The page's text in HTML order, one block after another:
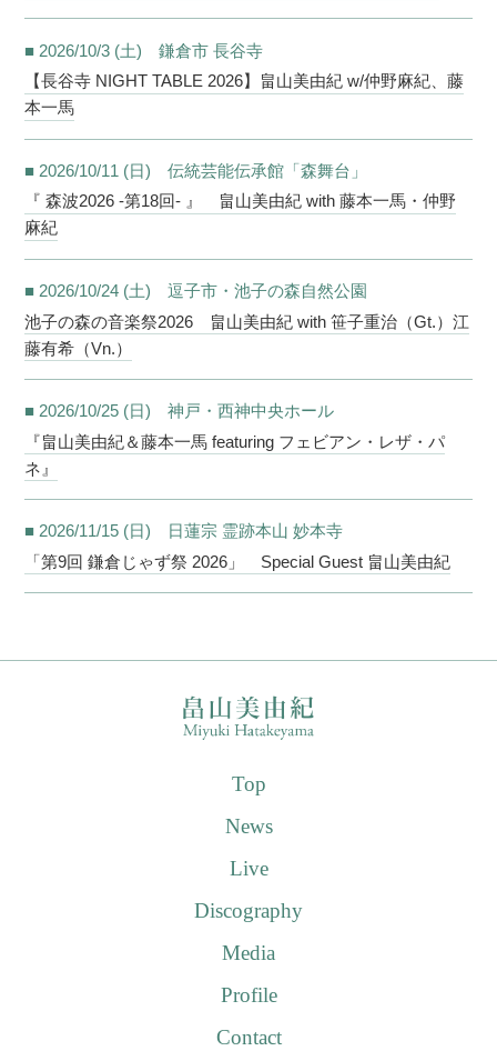
■ 2026/10/3 (土) 鎌倉市 長谷寺
【長谷寺 NIGHT TABLE 2026】畠山美由紀 w/仲野麻紀、藤
本一馬
■ 2026/10/11 (日) 伝統芸能伝承館「森舞台」
『 森波2026 -第18回- 』 畠山美由紀 with 藤本一馬・仲野
麻紀
■ 2026/10/24 (土) 逗子市・池子の森自然公園
池子の森の音楽祭2026 畠山美由紀 with 笹子重治（Gt.）江
藤有希（Vn.）
■ 2026/10/25 (日) 神戸・西神中央ホール
『畠山美由紀＆藤本一馬 featuring フェビアン・レザ・パ
ネ』
■ 2026/11/15 (日) 日蓮宗 霊跡本山 妙本寺
「第9回 鎌倉じゃず祭 2026」 Special Guest 畠山美由紀
Top
News
Live
Discography
Media
Profile
Contact